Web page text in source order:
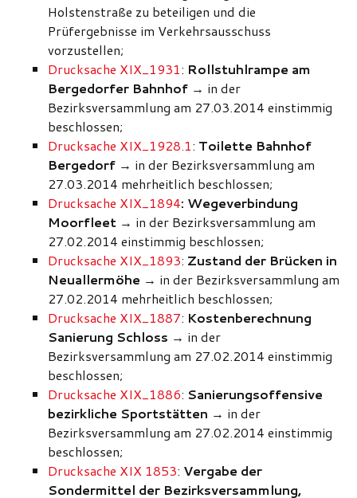
Holstenstraße zu beteiligen und die
Prüfergebnisse im Verkehrsausschuss
vorzustellen;
Drucksache XIX_1931: Rollstuhlrampe am
Bergedorfer Bahnhof → in der
Bezirksversammlung am 27.03.2014 einstimmig
beschlossen;
Drucksache XIX_1928.1: Toilette Bahnhof
Bergedorf → in der Bezirksversammlung am
27.03.2014 mehrheitlich beschlossen;
Drucksache XIX_1894: Wegeverbindung
Moorfleet → in der Bezirksversammlung am
27.02.2014 einstimmig beschlossen;
Drucksache XIX_1893: Zustand der Brücken in
Neuallermöhe → in der Bezirksversammlung am
27.02.2014 mehrheitlich beschlossen;
Drucksache XIX_1887: Kostenberechnung
Sanierung Schloss → in der
Bezirksversammlung am 27.02.2014 einstimmig
beschlossen;
Drucksache XIX_1886: Sanierungsoffensive
bezirkliche Sportstätten → in der
Bezirksversammlung am 27.02.2014 einstimmig
beschlossen;
Drucksache XIX 1853: Vergabe der
Sondermittel der Bezirksversammlung,